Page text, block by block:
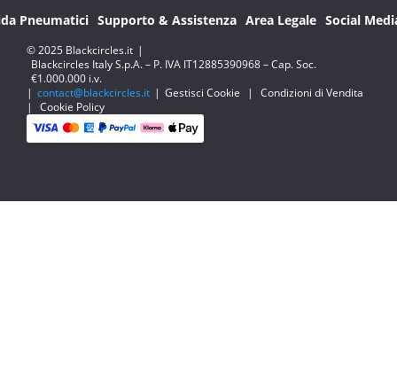
Pneumatici Supporto & Assistenza Area Legale Social
© 2025 Blackcircles.it |
Blackcircles Italy S.p.A. – P. IVA IT12885390968 – Cap. Soc.
€1.000.000 i.v.
| contact@blackcircles.it | Gestisci Cookie |
Condizioni di Vendita
|
Cookie Policy